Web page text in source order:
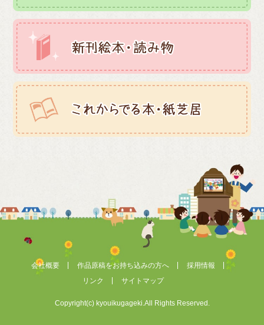
会社概要 作品原稿をお持ち込みの方へ
採用情報
リンク
サイトマップ
Copyright(c) kyouikugageki.All Rights Reserved.